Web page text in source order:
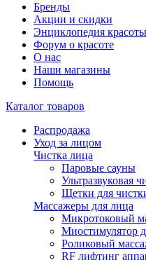
Бренды
Акции и скидки
Энциклопедия красоты
Форум о красоте
О нас
Наши магазины
Помощь
Каталог товаров
Распродажа
Уход за лицом
Чистка лица
Паровые сауны
Ультразвуковая
Щетки для
Массажеры для лица
Микротоковый
Миостимулятор
Роликовый
RF лифтинг